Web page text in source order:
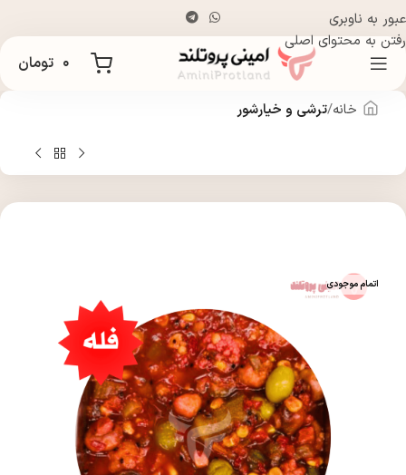
عبور به ناوبری
رفتن به محتوای اصلی
۰ تومان
خانه ترشی و خیارشور
اتمام موجودی